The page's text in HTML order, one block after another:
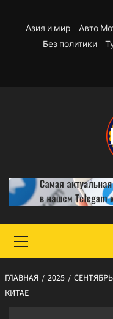
содержимому
Азия и мир
Авто
Без политики
меню
ГЛАВНАЯ 2025 СЕНТЯБРЬ
КИТАЕ